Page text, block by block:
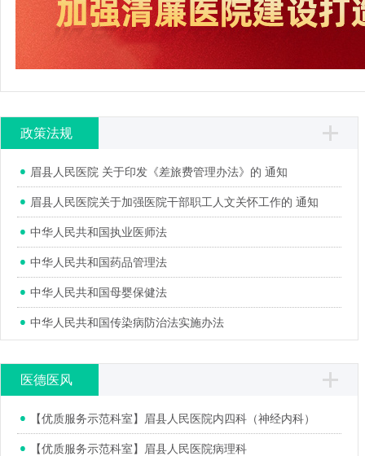
政策法规
眉县人民医院 关于印发《差旅费管理办法》的 通知
眉县人民医院关于加强医院干部职工人文关怀工作的 通知
中华人民共和国执业医师法
中华人民共和国药品管理法
中华人民共和国母婴保健法
中华人民共和国传染病防治法实施办法
医德医风
【优质服务示范科室】眉县人民医院内四科（神经内科）
【优质服务示范科室】眉县人民医院病理科